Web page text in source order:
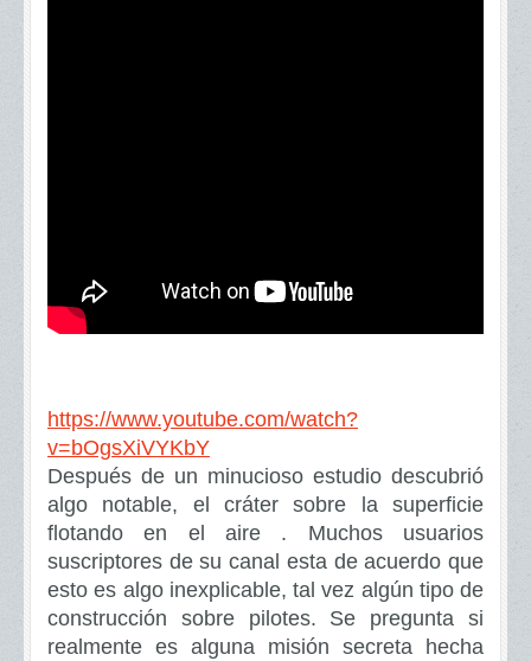
https://www.youtube.com/watch?
v=bOgsXiVYKbY
Después de un minucioso estudio descubrió
algo notable, el cráter sobre la superficie
flotando en el aire . Muchos usuarios
suscriptores de su canal esta de acuerdo que
esto es algo inexplicable, tal vez algún tipo de
construcción sobre pilotes. Se pregunta si
realmente es alguna misión secreta hecha